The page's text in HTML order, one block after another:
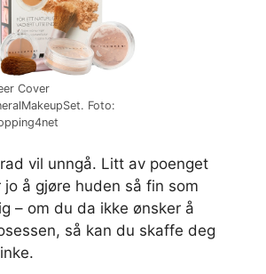
Cover
Foto:
vil unngå. Litt av poenget
jo å gjøre huden så fin som
– om du da ikke ønsker å
så kan du skaffe deg